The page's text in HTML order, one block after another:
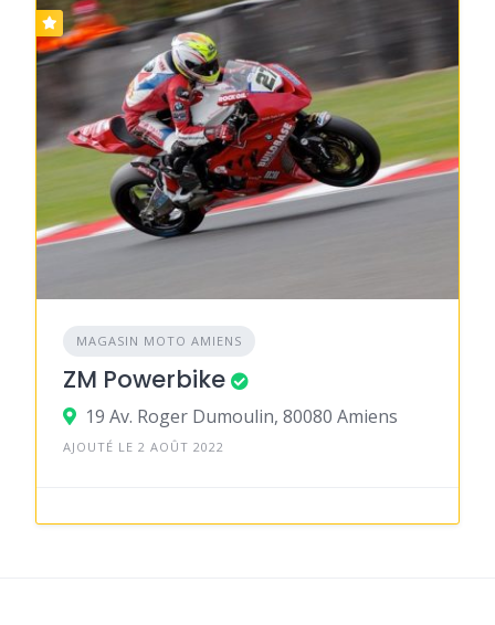
MAGASIN MOTO AMIENS
ZM Powerbike
19 Av. Roger Dumoulin, 80080 Amiens
AJOUTÉ LE 2 AOÛT 2022